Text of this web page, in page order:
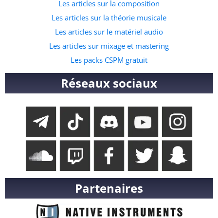
Les articles sur la composition
Les articles sur la théorie musicale
Les articles sur le matériel audio
Les articles sur mixage et mastering
Les packs CSPM gratuit
Réseaux sociaux
Partenaires